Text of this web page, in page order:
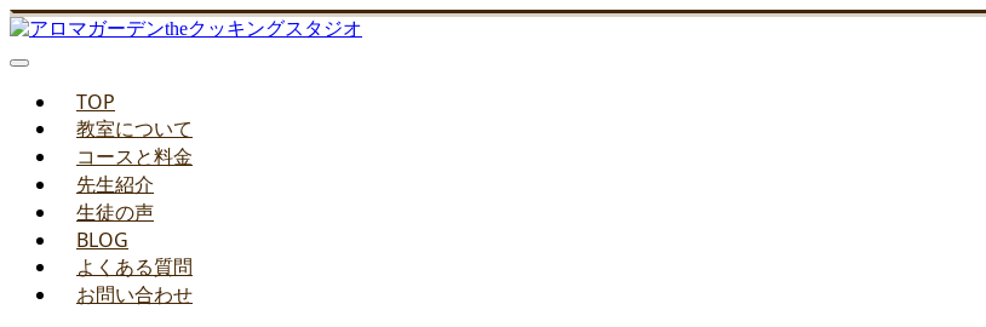
TOP
教室について
コースと料金
先生紹介
生徒の声
BLOG
よくある質問
お問い合わせ